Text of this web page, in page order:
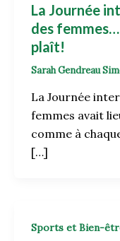
La Journée
des femmes…
plaît!
Sarah Gendreau
La Journée
femmes avait
comme à
[…]
Sports et Bien-